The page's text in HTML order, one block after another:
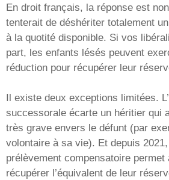
En droit français, la réponse est
tenterait de déshériter totalement
à la quotité disponible. Si vos
part, les enfants lésés peuvent
réduction pour récupérer leur
Il existe deux exceptions limitées.
successorale écarte un héritier qui
très grave envers le défunt (par
volontaire à sa vie). Et depuis
prélèvement compensatoire permet
récupérer l’équivalent de leur